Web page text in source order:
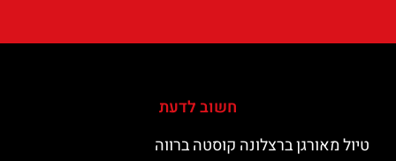
חשוב לדעת
טיול מאורגן ברצלונה קוסטה ברווה